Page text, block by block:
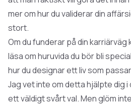
mer omhur du validerar din
stort.
Om du funderar på din
läsa omhuruvida du bör bli
hur du designar ett livsom
Jag vet inte om detta hjälpte dig i
ett väldigt svårt val. Men glöm